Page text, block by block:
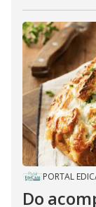
PORTAL
Do